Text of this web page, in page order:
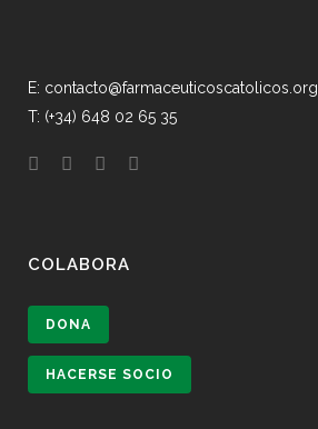
E: contacto@farmaceuticoscatolicos.org
T: (+34) 648 02 65 35
COLABORA
DONA
HACERSE SOCIO